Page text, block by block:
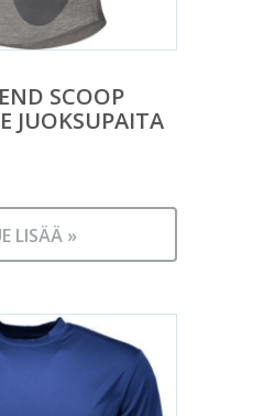
SCOOP
JUOKSUPAITA
LISÄÄ »